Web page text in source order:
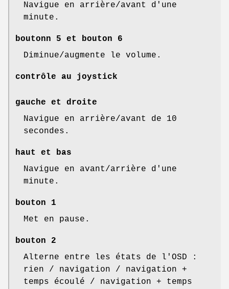
Navigue en arrière/avant d'une
minute.
boutonn 5 et bouton 6
Diminue/augmente le volume.
contrôle au joystick
gauche et droite
Navigue en arrière/avant de 10
secondes.
haut et bas
Navigue en avant/arrière d'une
minute.
bouton 1
Met en pause.
bouton 2
Alterne entre les états de l'OSD :
rien / navigation / navigation +
temps écoulé / navigation + temps